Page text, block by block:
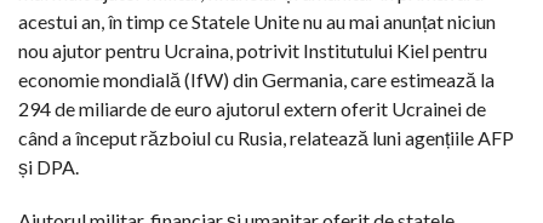
acestui an, în timp ce Statele Unite nu au mai anunțat niciun
nou ajutor pentru Ucraina, potrivit Institutului Kiel pentru
economie mondială (IfW) din Germania, care estimează la
294 de miliarde de euro ajutorul extern oferit Ucrainei de
când a început războiul cu Rusia, relatează luni agențiile AFP
și DPA.